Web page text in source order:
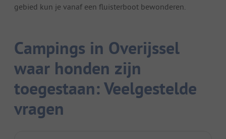
gebied kun je vanaf een fluisterboot bewonderen.
Campings in Overijssel
waar honden zijn
toegestaan: Veelgestelde
vragen